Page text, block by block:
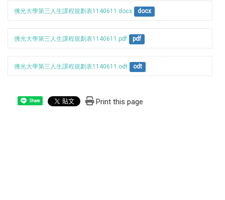
佛光大學第三人生課程規劃表1140611.docx docx
佛光大學第三人生課程規劃表1140611.pdf pdf
佛光大學第三人生課程規劃表1140611.odt odt
Share Print this page